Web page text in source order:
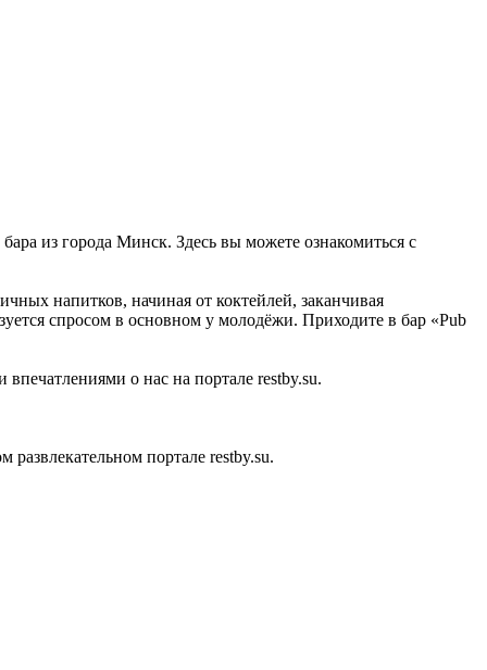
из города Минск. Здесь вы можете ознакомиться с
напитков, начиная от коктейлей, заканчивая
спросом в основном у молодёжи. Приходите в бар «Pub
о нас на портале restby.su.
портале restby.su.